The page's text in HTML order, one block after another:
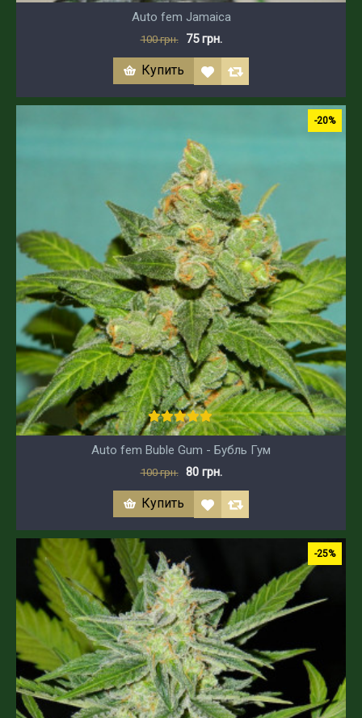
Auto fem Jamaica
100 грн. 75 грн.
Купить
-20%
Auto fem Buble Gum - Бубль Гум
100 грн. 80 грн.
Купить
-25%